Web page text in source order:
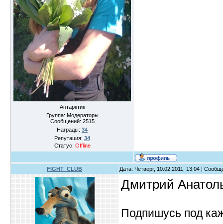
Антарктик
Группа: Модераторы
Сообщений: 2515
Награды: 34
Репутация: 34
Статус: Offline
FIGHT_CLUB Дата: Четверг, 10.02.2011, 13:04 |
Дмитрий
Подпишусь под